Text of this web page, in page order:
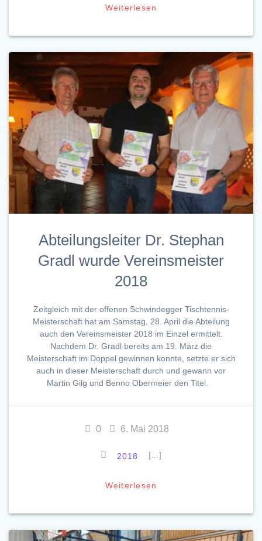
Weiterlesen
Abteilungsleiter Dr. Stephan
Gradl wurde Vereinsmeister
2018
Zeitgleich mit der offenen Schwindegger Tischtennis-
Meisterschaft hat am Samstag, 28. April die Abteilung
auch den Vereinsmeister 2018 im Einzel ermittelt.
Nachdem Dr. Gradl bereits am 19. März die
Meisterschaft im Doppel gewinnen konnte, setzte er sich
auch in dieser Meisterschaft durch und gewann vor
Martin Gilg und Benno Obermeier den Titel.
0 6. Mai 2018
2018 […]
Weiterlesen